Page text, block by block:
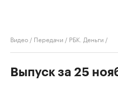
Видео / Передачи / РБК. Деньги /
Выпуск за 25